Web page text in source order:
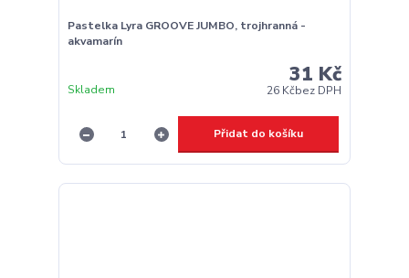
Pastelka Lyra GROOVE JUMBO, trojhranná -
akvamarín
31 Kč
26 Kčbez DPH
Skladem
Přidat do košíku